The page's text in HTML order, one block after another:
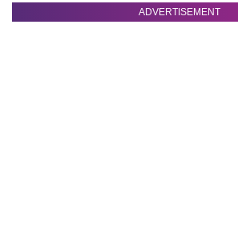
ADVERTISEMENT